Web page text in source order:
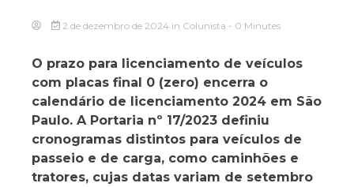
2 de dezembro de 2024 in Colunista - 0 Minutes
O prazo para licenciamento de veículos
com placas final 0 (zero) encerra o
calendário de licenciamento 2024 em São
Paulo. A Portaria nº 17/2023 definiu
cronogramas distintos para veículos de
passeio e de carga, como caminhões e
tratores, cujas datas variam de setembro